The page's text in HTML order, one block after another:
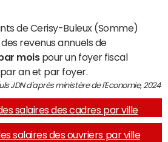
de Cerisy-Buleux (Somme)
revenus annuels de
moispour un foyer fiscal
par an et par foyer.
JDN d'après ministère de l'Economie, 2024
salaires des cadres par ville
salaires des ouvriers par ville